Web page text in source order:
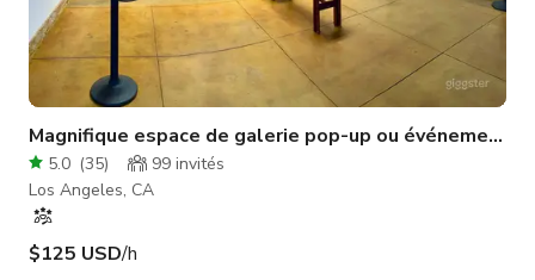
Magnifique espace de galerie pop-up ou événement
5.0 (35) 99 invités
Los Angeles, CA
$125 USD/h